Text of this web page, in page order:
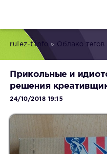
rulez-t.info » Облако тегов
Прикольные и
решения
24/10/2018 19:15